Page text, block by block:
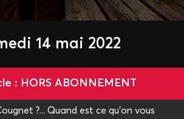
14 mai 2022
: HORS ABONNEMENT
?... Quand est ce qu'on vous